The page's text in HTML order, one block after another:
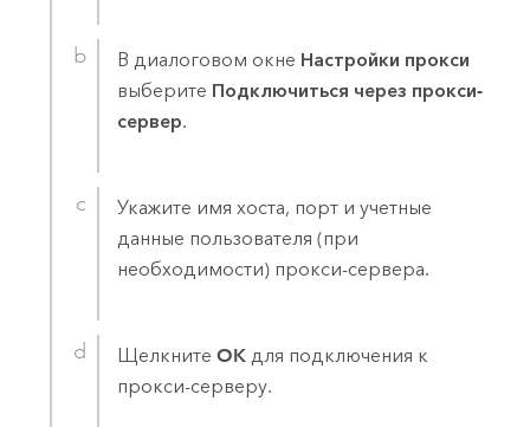
В диалоговом окне Настройки прокси
выберите Подключиться через прокси-
сервер.
Укажите имя хоста, порт и учетные
данные пользователя (при
необходимости) прокси-сервера.
ЩелкнитеOK для подключения к
прокси-серверу.